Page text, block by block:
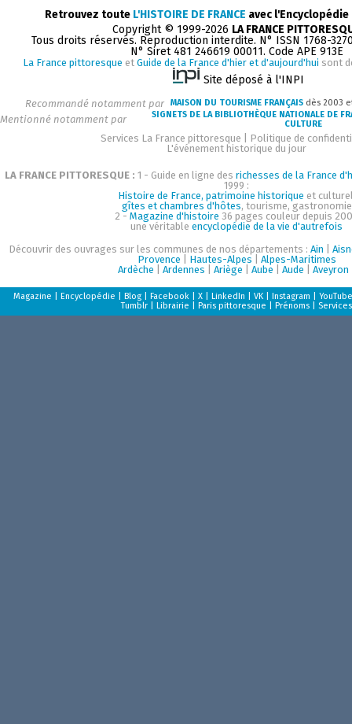
Retrouvez toute L'HISTOIRE DE FRANCE avec
Copyright © 1999-2026 LA FRANCE
Tous droits réservés. Reproduction interdite. N° ISSN 1768-
N° Siret 481 246619 00011. Code APE 913E
La France pittoresque et Guide de la France d'hier et d'aujourd'hui sont
Site déposé à l'INPI
Recommandé notamment par MAISON DU TOURISME FRANÇAIS dès 2003
Mentionné notamment par
SIGNETS DE LA BIBLIOTHÈQUE NATIONALE DE
CULTURE
Services La France pittoresque
Politique de
L'événement historique du jour
LA FRANCE PITTORESQUE : 1 - Guide en ligne des richesses de la France
1999 :
Histoire de France, patrimoine historique et
gîtes et chambres d'hôtes, tourisme, gastronomie
2 - Magazine d'histoire 36 pages couleur depuis
une véritable encyclopédie de la vie d'autrefois
Découvrir des ouvrages sur les communes de nos départements : Ain
Provence
Hautes-Alpes
Alpes-Maritimes
Ardèche
Ardennes Ariège Aube Aude Aveyron
Magazine Encyclopédie Blog Facebook X LinkedIn VK Instagram
YouTube
Tumblr
Librairie Paris pittoresque Prénoms Services